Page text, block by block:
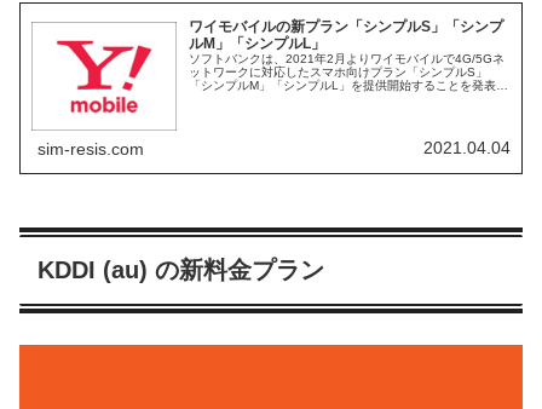
ワイモバイルの新プラン「シンプルS」「シンプ
ルM」「シンプルL」
ソフトバンクは、2021年2月よりワイモバイルで4G/5Gネ
ットワークに対応したスマホ向けプラン「シンプルS」
「シンプルM」「シンプルL」を提供開始することを発表し
sim-resis.com 2021.04.04
KDDI (au) の新料金プラン